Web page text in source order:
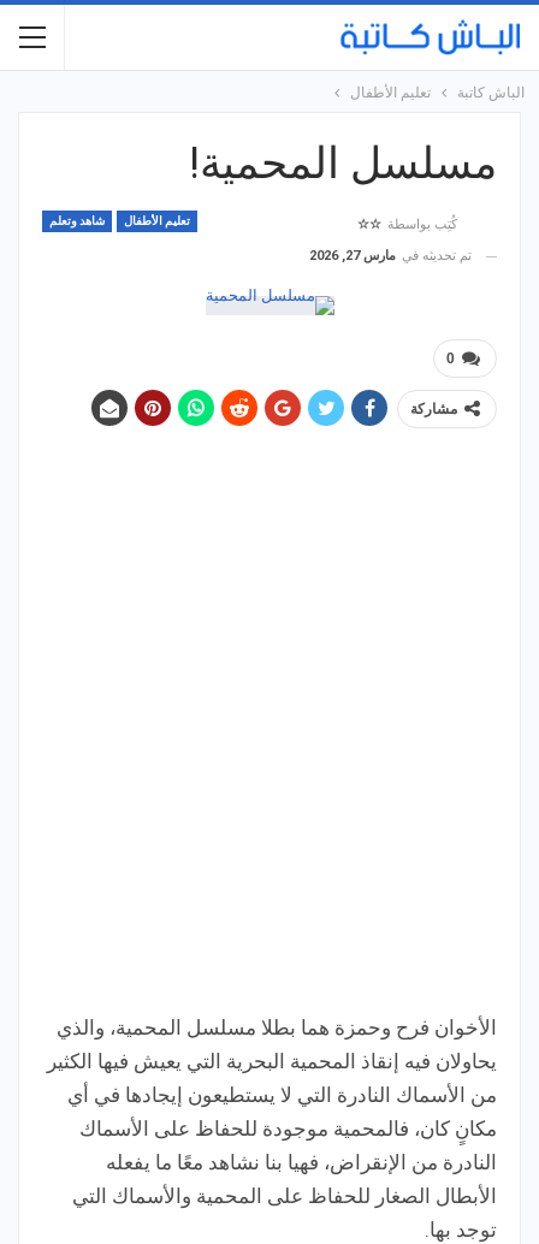
الباش كاتبة تعليم الأطفال
مسلسل المحمية!
تعليم الأطفال شاهد وتعلم كُتِب بواسطة ☆☆
تم تحديثه في مارس 27, 2026
0
مشاركة
الأخوان فرح وحمزة هما بطلا مسلسل المحمية، والذي
يحاولان فيه إنقاذ المحمية البحرية التي يعيش فيها الكثير
من الأسماك النادرة التي لا يستطيعون إيجادها في أي
مكانٍ كان، فالمحمية موجودة للحفاظ على الأسماك
النادرة من الإنقراض، فهيا بنا نشاهد معًا ما يفعله
الأبطال الصغار للحفاظ على المحمية والأسماك التي
توجد بها.